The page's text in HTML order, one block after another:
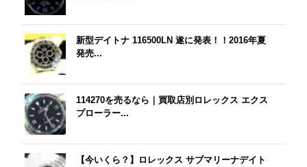
新型デイトナ 116500LN 遂に発表！！2016年夏
発売...
114270を売るなら｜買取店別ロレックス エクス
プローラー...
【今いくら？】ロレックス サブマリーナデイト